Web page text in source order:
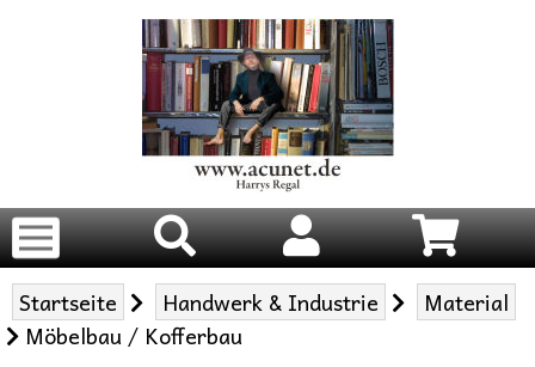
Startseite Handwerk & Industrie
Material
Möbelbau / Kofferbau